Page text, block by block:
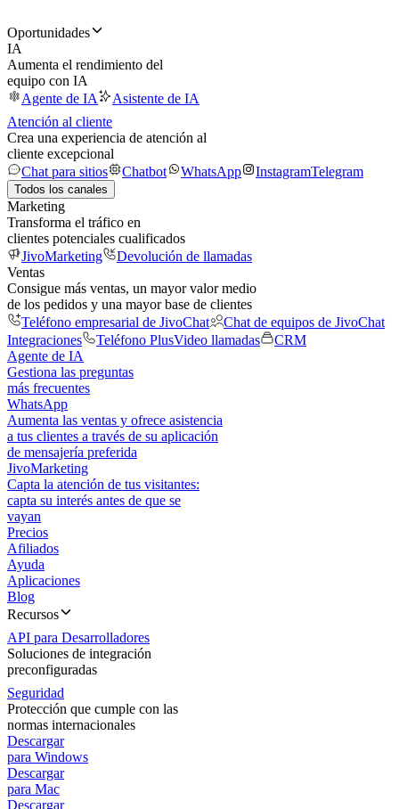
Oportunidades
IA
Aumenta el rendimiento del
equipo con IA
Agente de IA
Asistente de IA
Atención al cliente
Crea una experiencia de atención al
cliente excepcional
Chat para sitios
Chatbot WhatsApp InstagramTelegram
Todos los canales
Marketing
Transforma el tráfico en
clientes potenciales cualificados
JivoMarketing
Devolución de llamadas
Ventas
Consigue más ventas, un mayor valor medio
de los pedidos y una mayor base de clientes
Teléfono empresarial de JivoChat
Chat de equipos de JivoChat
Integraciones
Teléfono PlusVideo llamadas
CRM
Agente de IA
Gestiona las preguntas
más frecuentes
WhatsApp
Aumenta las ventas y ofrece asistencia
a tus clientes a través de su aplicación
de mensajería preferida
JivoMarketing
Capta la atención de tus visitantes:
capta su interés antes de que se
vayan
Precios
Afiliados
Ayuda
Aplicaciones
Blog
Recursos
API para Desarrolladores
Soluciones de integración
preconfiguradas
Seguridad
Protección que cumple con las
normas internacionales
Descargar
para Windows
Descargar
para Mac
Descargar